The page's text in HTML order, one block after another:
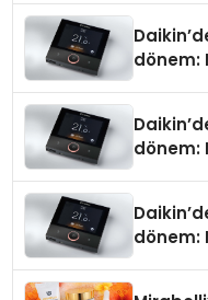
dönem:
dönem:
dönem: